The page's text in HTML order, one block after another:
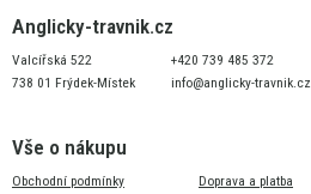
Anglicky-travnik.cz
Valcířská 522
738 01 Frýdek-Místek
+420 739 485 372
info@anglicky-travnik.cz
Vše o nákupu
Obchodní podmínky
Doprava a platba